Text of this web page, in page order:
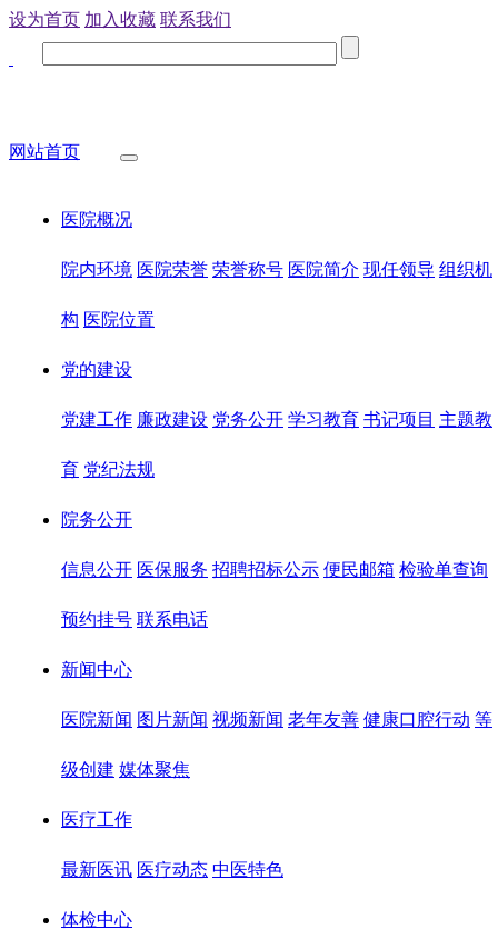
设为首页 加入收藏 联系我们
网站首页
医院概况
院内环境 医院荣誉 荣誉称号 医院简介 现任领导 组织机
构 医院位置
党的建设
党建工作 廉政建设 党务公开 学习教育 书记项目 主题教
育 党纪法规
院务公开
信息公开 医保服务 招聘招标公示 便民邮箱 检验单查询
预约挂号 联系电话
新闻中心
医院新闻 图片新闻 视频新闻 老年友善 健康口腔行动 等
级创建 媒体聚焦
医疗工作
最新医讯 医疗动态 中医特色
体检中心